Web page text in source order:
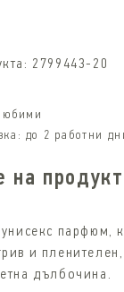
2799443-20
до 2 работни
на
унисекс парфюм,
и
дълбочина.